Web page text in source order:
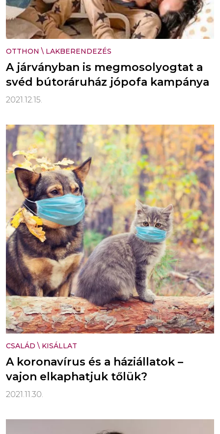
OTTHON \ LAKBERENDEZÉS
A járványban is megmosolyogtat a
svéd bútoráruház jópofa kampánya
2021.12.15.
CSALÁD \ KISÁLLAT
A koronavírus és a háziállatok –
vajon elkaphatjuk tőlük?
2021.11.30.